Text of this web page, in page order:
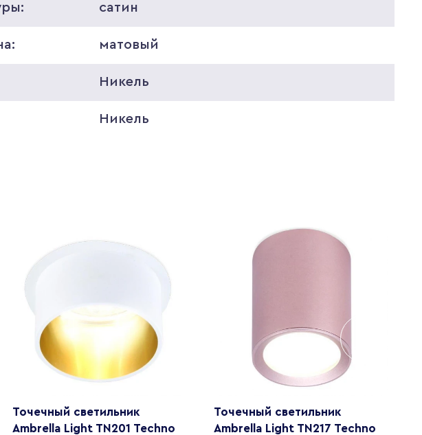
сатин
матовый
Никель
Никель
Точечный светильник
Ambrella Light TN201 Techno
Точечный светильник
Ambrella Light TN217 Techno